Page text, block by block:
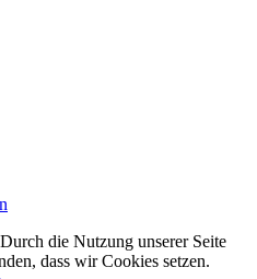
die Nutzung unserer Seite
dass wir Cookies setzen.